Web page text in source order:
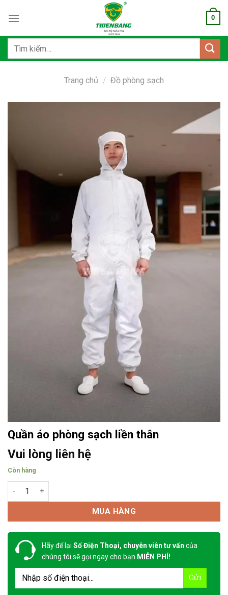
qua
dung
0
Tìm
Trang chủ / Đồ phòng sạch
Quần áo phòng sạch liền thân
Vui lòng liên hệ
Còn hàng
Quần áo phòng sạch liền thân số lượng
MUA HÀNG
Hãy để lại Số Điện Thoại, chuyên viên tư vấn của
chúng tôi sẽ gọi ngay cho bạn MIỄN PHÍ!